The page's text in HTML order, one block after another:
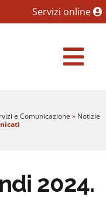
pagina
Servizi online
e Comunicazione » Notizie
2024.